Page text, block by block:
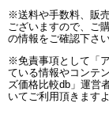
※送料や手数料、販
ございますので、ご
の情報をご確認下さい
※免責事項として「
ている情報やコンテ
ズ価格比較db」運営
いてご利用頂きます